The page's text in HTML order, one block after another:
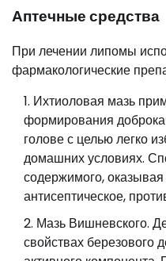
Аптечные средства
При лечении липомы
фармакологические
Ихтиоловая мазь
формирования
голове с целью легко
домашних условиях.
содержимого,
антисептическое,
Мазь Вишневского.
свойствах березового